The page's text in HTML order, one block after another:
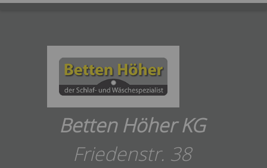
Betten Höher KG
Friedenstr. 38